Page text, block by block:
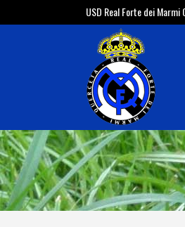
USD Real Forte dei Marmi